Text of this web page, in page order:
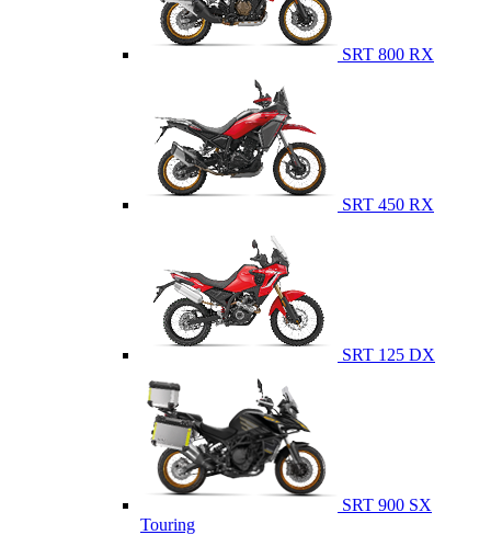
SRT 800 RX
SRT 450 RX
SRT 125 DX
SRT 900 SX
Touring